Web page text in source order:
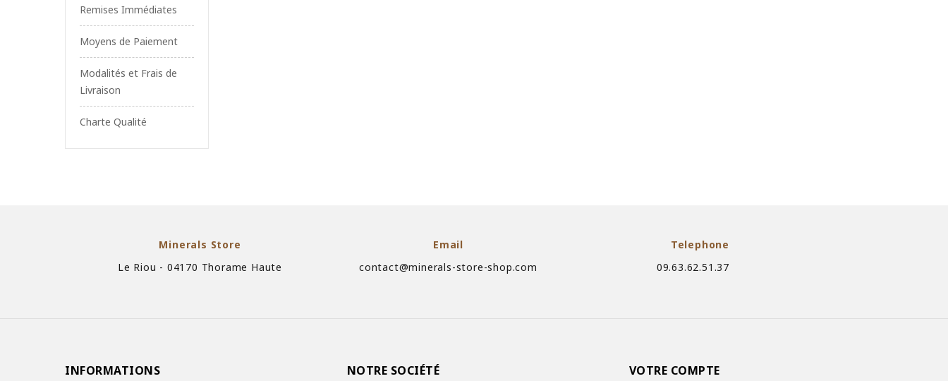
Remises Immédiates
Moyens de Paiement
Modalités et Frais de
Livraison
Charte Qualité
Minerals Store
Le Riou - 04170 Thorame Haute
Email
contact@minerals-store-shop.com
Telephone
09.63.62.51.37
INFORMATIONS NOTRE SOCIÉTÉ VOTRE COMPTE